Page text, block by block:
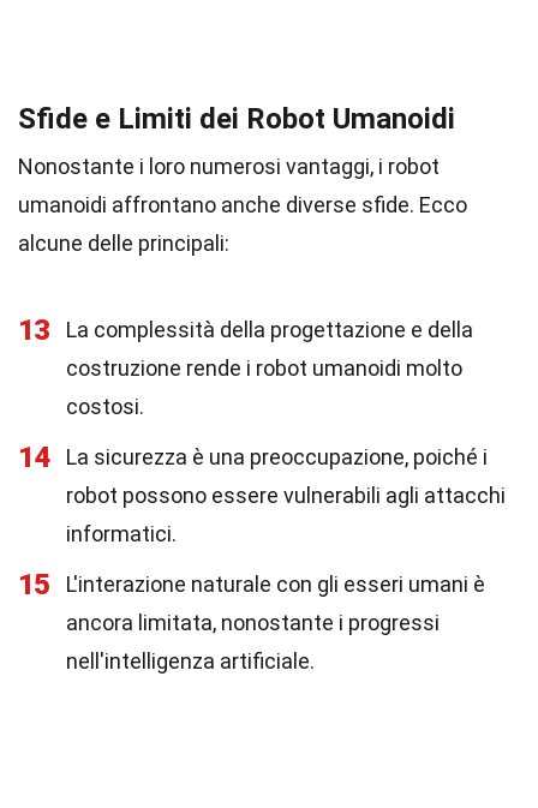
Sfide e Limiti dei Robot Umanoidi
Nonostante i loro numerosi vantaggi, i robot
umanoidi affrontano anche diverse sfide. Ecco
alcune delle principali:
13
La complessità della progettazione e della
costruzione rende i robot umanoidi molto
costosi.
14
La sicurezza è una preoccupazione, poiché i
robot possono essere vulnerabili agli attacchi
informatici.
15
L'interazione naturale con gli esseri umani è
ancora limitata, nonostante i progressi
nell'intelligenza artificiale.